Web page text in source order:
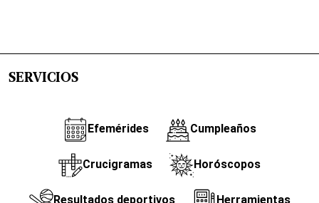
SERVICIOS
Efemérides Cumpleaños
Crucigramas Horóscopos
Resultados deportivos Herramientas